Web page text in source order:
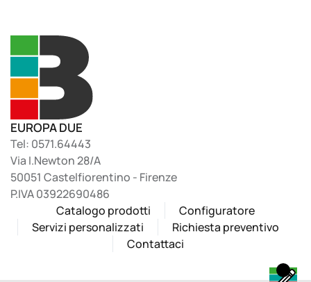
EUROPA DUE
Tel: 0571.64443
Via I.Newton 28/A
50051 Castelfiorentino - Firenze
P.IVA 03922690486
Catalogo prodotti
Configuratore
Servizi personalizzati
Richiesta preventivo
Contattaci